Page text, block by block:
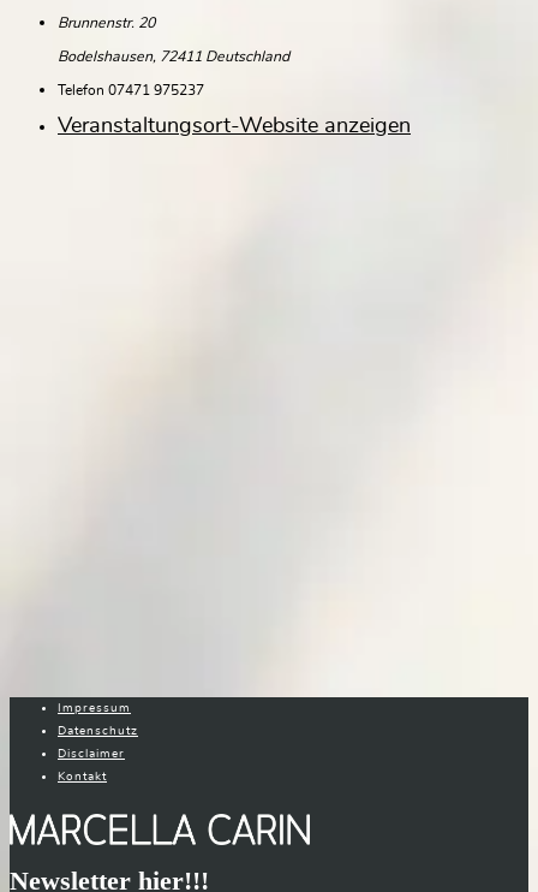
Brunnenstr. 20
Bodelshausen, 72411 Deutschland
Telefon 07471 975237
Veranstaltungsort-Website anzeigen
Impressum
Datenschutz
Disclaimer
Kontakt
Newsletter hier!!!